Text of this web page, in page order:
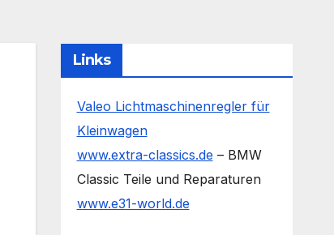
Links
Valeo Lichtmaschinenregler für
Kleinwagen
www.extra-classics.de – BMW
Classic Teile und Reparaturen
www.e31-world.de